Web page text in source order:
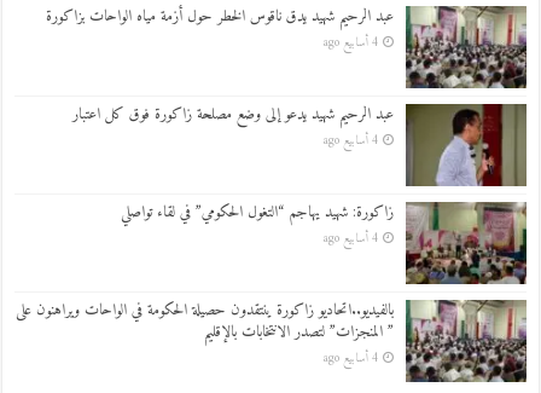
عبد الرحيم شهيد يدق ناقوس الخطر حول أزمة مياه الواحات بزاكورة
4 أسابيع ago
عبد الرحيم شهيد يدعو إلى وضع مصلحة زاكورة فوق كل اعتبار
4 أسابيع ago
زاكورة: شهيد يهاجم “التغول الحكومي” في لقاء تواصلي
4 أسابيع ago
بالفيديو..اتحاديو زاكورة ينتقدون حصيلة الحكومة في الواحات ويراهنون على
” المنجزات” لتصدر الانتخابات بالإقليم
4 أسابيع ago